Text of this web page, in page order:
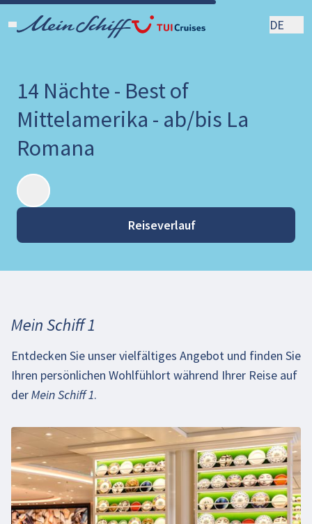
DE
14 Nächte - Best of
Mittelamerika - ab/bis La
Romana
Reiseverlauf
Mein Schiff 1
Entdecken Sie unser vielfältiges Angebot und finden Sie
Ihren persönlichen Wohlfühlort während Ihrer Reise auf
derMein Schiff 1.